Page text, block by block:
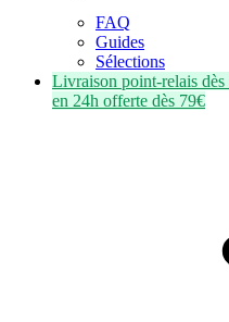
FAQ
Guides
Sélections
Livraison point-relais dès
en 24h offerte dès 79€